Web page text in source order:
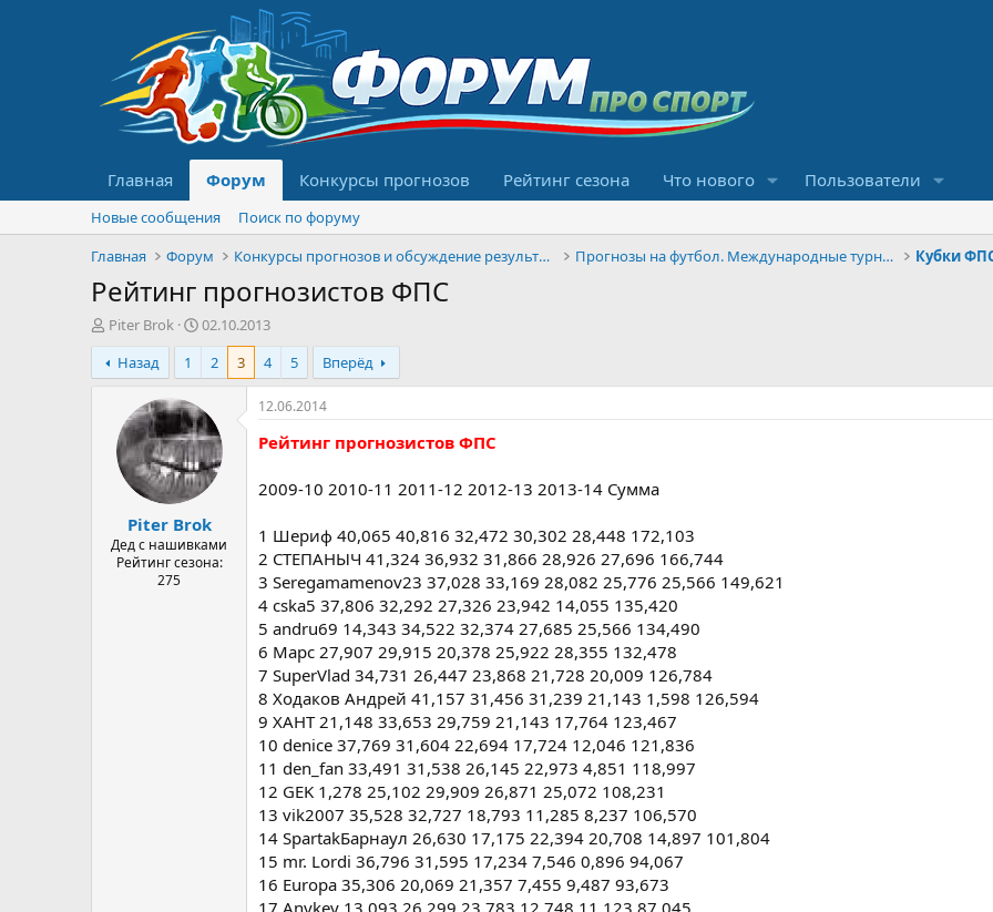
Главная Форум Конкурсы прогнозов Рейтинг сезона Что нового Пользователи
Новые сообщения
Поиск по форуму
Главная
Форум Конкурсы прогнозов и обсуждение результатов Прогнозы на футбол. Международные турниры Кубки
Рейтинг прогнозистов ФПС
А
в
т
о
м
Piter Brok
Д
а
а
а
ч
а
л
02.10.2013
Назад
1 2 3 4 5 Вперёд
Piter Brok
Дед с нашивками
Рейтинг сезона:
275
12.06.2014
Рейтинг прогнозистов ФПС
2009-10 2010-11 2011-12 2012-13 2013-14 Сумма
1 Шериф 40,065 40,816 32,472 30,302 28,448 172,103
2 СТЕПАНЫЧ 41,324 36,932 31,866 28,926 27,696 166,744
3 Seregamamenov23 37,028 33,169 28,082 25,776 25,566 149,621
4 cska5 37,806 32,292 27,326 23,942 14,055 135,420
5 andru69 14,343 34,522 32,374 27,685 25,566 134,490
6 Марс 27,907 29,915 20,378 25,922 28,355 132,478
7 SuperVlad 34,731 26,447 23,868 21,728 20,009 126,784
8 Ходаков Андрей 41,157 31,456 31,239 21,143 1,598 126,594
9 ХАНТ 21,148 33,653 29,759 21,143 17,764 123,467
10 denice 37,769 31,604 22,694 17,724 12,046 121,836
11 den_fan 33,491 31,538 26,145 22,973 4,851 118,997
12 GEK 1,278 25,102 29,909 26,871 25,072 108,231
13 vik2007 35,528 32,727 18,793 11,285 8,237 106,570
14 SpartakБарнаул 26,630 17,175 22,394 20,708 14,897 101,804
15 mr. Lordi 36,796 31,595 17,234 7,546 0,896 94,067
16 Europa 35,306 20,069 21,357 7,455 9,487 93,673
17 Anykey 13,093 26,299 23,783 12,748 11,123 87,045